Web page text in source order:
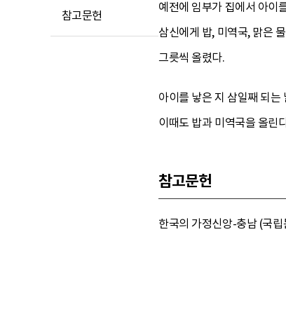
참고문헌
예전에 임부가 집에서 아이
삼신에게 밥, 미역국, 맑은
그릇씩 올렸다.
아이를 낳은 지 삼일째 되는
이때도 밥과 미역국을 올린
참고문헌
한국의 가정신앙-충남 (국